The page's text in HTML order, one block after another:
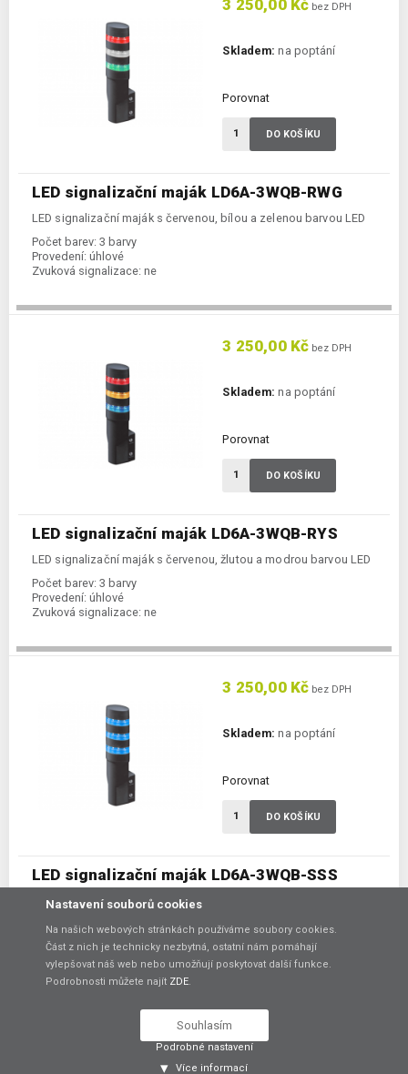
LED signalizační maják LD6A-3WQB-RWG
LED signalizační maják s červenou, bílou a zelenou barvou LED
Počet barev: 3 barvy
Provedení: úhlové
Zvuková signalizace: ne
3 250,00 Kč bez DPH
Skladem: na poptání
Porovnat
DO KOŠÍKU
LED signalizační maják LD6A-3WQB-RYS
LED signalizační maják s červenou, žlutou a modrou barvou LED
Počet barev: 3 barvy
Provedení: úhlové
Zvuková signalizace: ne
3 250,00 Kč bez DPH
Skladem: na poptání
Porovnat
DO KOŠÍKU
LED signalizační maják LD6A-3WQB-SSS
LED signalizační maják s 3x modrou barvou LED
Počet barev:
3 barvy
Provedení:
Zvuková signalizace: ne
3 250,00 Kč bez DPH
Skladem: na poptání
Porovnat
DO KOŠÍKU
3 250,00 Kč
Nastavení souborů cookies
Na našich webových stránkách používáme soubory cookies.
Část z nich je technicky nezbytná, ostatní nám pomáhají
vylepšovat náš web nebo umožňují poskytovat další funkce.
Podrobnosti můžete najít ZDE.
Souhlasím
Podrobné nastavení
Více informací